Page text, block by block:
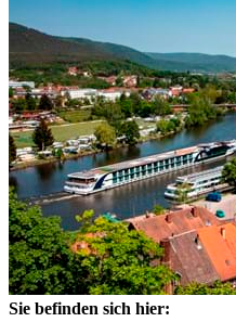
Sie befinden sich hier: